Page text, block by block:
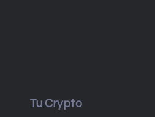
Tu Crypto